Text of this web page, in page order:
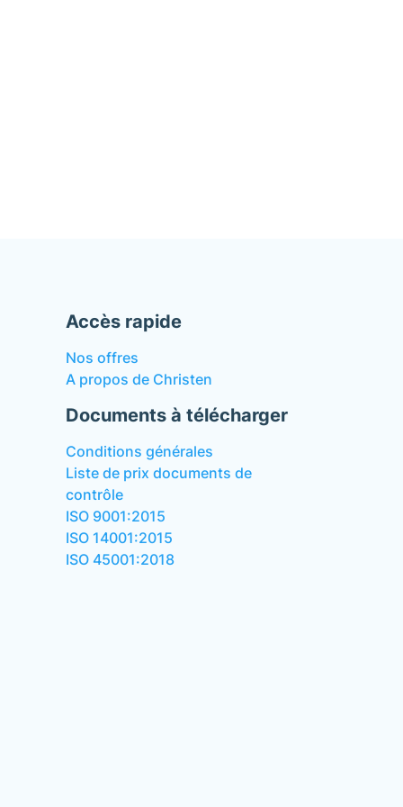
Accès rapide
Nos offres
A propos de Christen
Documents à télécharger
Conditions générales
Liste de prix documents de
contrôle
ISO 9001:2015
ISO 14001:2015
ISO 45001:2018